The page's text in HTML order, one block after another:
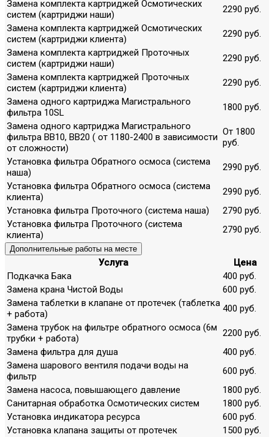
Замена комплекта картриджей Осмотических
систем (картриджи наши)
2290 руб.
Замена комплекта картриджей Осмотических
систем (картриджи клиента)
2290 руб.
Замена комплекта картриджей Проточных
систем (картриджи наши)
2290 руб.
Замена комплекта картриджей Проточных
систем (картриджи клиента)
2290 руб.
Замена одного картриджа Магистрального
фильтра 10SL
1800 руб.
Замена одного картриджа Магистрального
фильтра ВВ10, ВВ20 ( от 1180-2400 в зависимости
от сложности)
От 1800
руб.
Установка фильтра Обратного осмоса (система
наша)
2990 руб.
Установка фильтра Обратного осмоса (система
клиента)
2990 руб.
Установка фильтра Проточного (система наша)
2790 руб.
Установка фильтра Проточного (система
клиента)
2790 руб.
Дополнительные работы на месте
Услуга
Цена
Подкачка Бака
400 руб.
Замена крана Чистой Воды
600 руб.
Замена таблетки в клапане от протечек (таблетка
+ работа)
400 руб.
Замена трубок на фильтре обратного осмоса (6м
трубки + работа)
2200 руб.
Замена фильтра для душа
400 руб.
Замена шарового вентиля подачи воды на
фильтр
600 руб.
Замена насоса, повышающего давление
1800 руб.
Санитарная обработка Осмотических систем
1800 руб.
Установка индикатора ресурса
600 руб.
Установка клапана защиты от протечек
1500 руб.